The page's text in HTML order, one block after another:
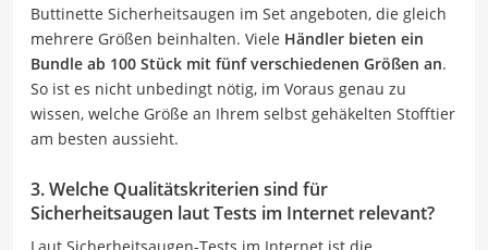
Buttinette Sicherheitsaugen im Set angeboten, die gleich
mehrere Größen beinhalten. Viele Händler bieten ein
Bundle ab 100 Stück mit fünf verschiedenen Größen an.
So ist es nicht unbedingt nötig, im Voraus genau zu
wissen, welche Größe an Ihrem selbst gehäkelten Stofftier
am besten aussieht.
3. Welche Qualitätskriterien sind für
Sicherheitsaugen laut Tests im Internet relevant?